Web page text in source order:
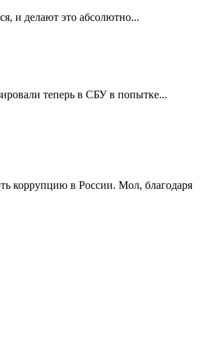
и делают это абсолютно...
теперь в СБУ в попытке...
коррупцию в России. Мол, благодаря